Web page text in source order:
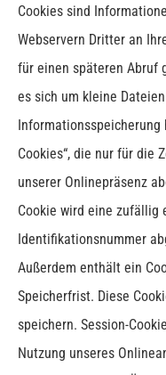
Cookies sind
Webservern Dritter an
für einen späteren Abruf
es sich um kleine
Informationsspeicherung
Cookies“, die nur für die
unserer Onlinepräsenz
Cookie wird eine zufällig
Identifikationsnummer
Außerdem enthält ein
Speicherfrist. Diese
speichern. Session-
Nutzung unseres